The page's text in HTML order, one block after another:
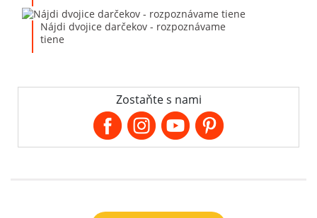
Nájdi dvojice darčekov - rozpoznávame
tiene
Zostaňte s nami